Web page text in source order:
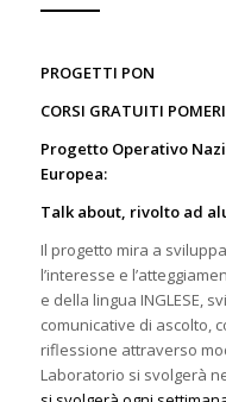
PROGETTI PON
CORSI GRATUITI
Progetto Operativo
Europea:
Talk about, rivolto ad
Il progetto mira a
l’interesse e
e della lingua INGLESE,
comunicative di ascolto,
riflessione attraverso
Laboratorio si svolgerà